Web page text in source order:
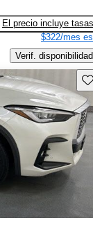
El precio incluye tasas
$322/mes
Verif. disponibilidad